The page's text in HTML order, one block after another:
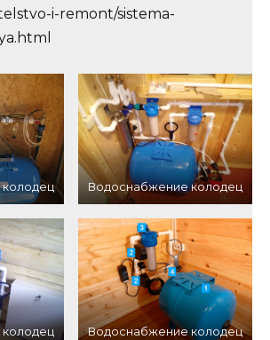
i-remont/sistema-
Водоснабжение колодец
Водоснабжение колодец